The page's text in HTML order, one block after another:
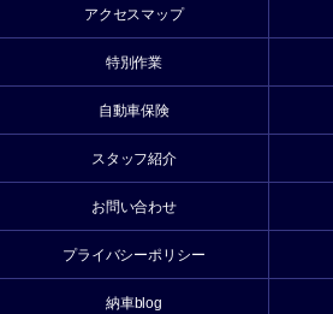
アクセスマップ
特別作業
自動車保険
スタッフ紹介
お問い合わせ
プライバシーポリシー
納車blog